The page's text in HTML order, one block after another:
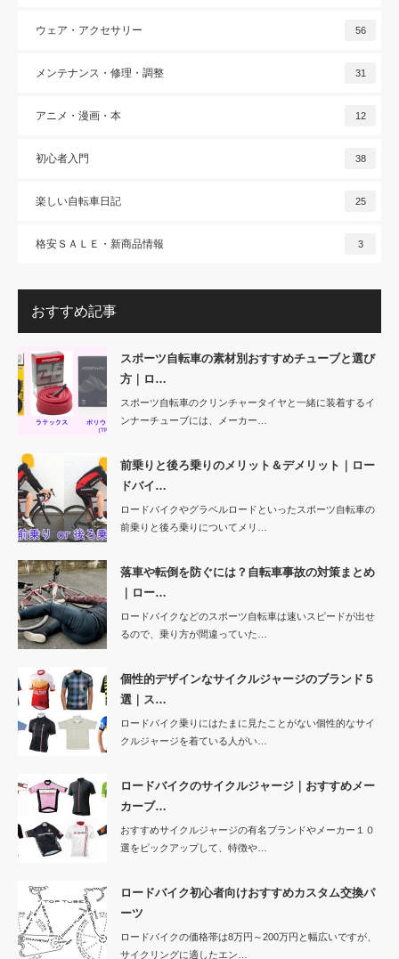
ウェア・アクセサリー 56
メンテナンス・修理・調整 31
アニメ・漫画・本 12
初心者入門 38
楽しい自転車日記 25
格安ＳＡＬＥ・新商品情報 3
おすすめ記事
スポーツ自転車の素材別おすすめチューブと選び
方｜ロ…
スポーツ自転車のクリンチャータイヤと一緒に装着するイ
ンナーチューブには、メーカー…
前乗りと後ろ乗りのメリット＆デメリット｜ロー
ドバイ…
ロードバイクやグラベルロードといったスポーツ自転車の
前乗りと後ろ乗りについてメリ…
落車や転倒を防ぐには？自転車事故の対策まとめ
｜ロー…
ロードバイクなどのスポーツ自転車は速いスピードが出せ
るので、乗り方が間違っていた…
個性的デザインなサイクルジャージのブランド５
選｜ス…
ロードバイク乗りにはたまに見たことがない個性的なサイ
クルジャージを着ている人がい…
ロードバイクのサイクルジャージ｜おすすめメー
カーブ…
おすすめサイクルジャージの有名ブランドやメーカー１０
選をピックアップして、特徴や…
ロードバイク初心者向けおすすめカスタム交換パ
ーツ
ロードバイクの価格帯は8万円～200万円と幅広いですが、
サイクリングに適したエン…